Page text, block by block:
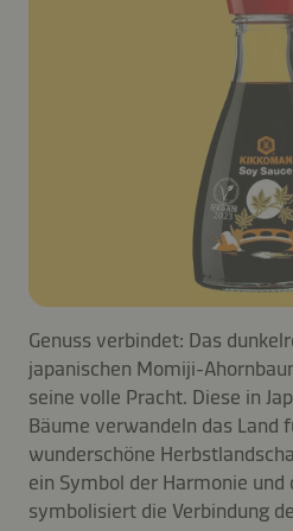
Genuss verbindet: Das
japanischen Momiji-
seine volle Pracht. Diese in
Bäume verwandeln das Land
wunderschöne
ein Symbol der Harmonie und
symbolisiert die Verbindung